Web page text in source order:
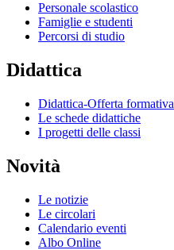
Personale scolastico
Famiglie e studenti
Percorsi di studio
Didattica
Didattica-Offerta formativa
Le schede didattiche
I progetti delle classi
Novità
Le notizie
Le circolari
Calendario eventi
Albo Online